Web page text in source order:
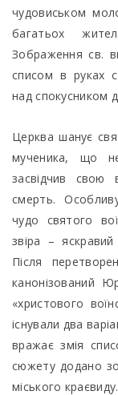
чудовиськом
багатьох
Зображення св.
списом в руках
над спокусником
Церква шанує
мученика, що
засвідчив свою
смерть.
чудо святого
звіра –
Після
канонізований
«христового
існували два
вражає змія
сюжету додано
міського